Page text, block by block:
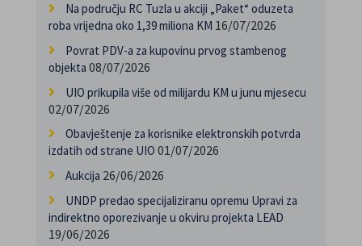
Na području RC Tuzla u akciji „Paket“ oduzeta
roba vrijedna oko 1,39 miliona KM 16/07/2026
Povrat PDV-a za kupovinu prvog stambenog
objekta 08/07/2026
UIO prikupila više od milijardu KM u junu mjesecu
02/07/2026
Obavještenje za korisnike elektronskih potvrda
izdatih od strane UIO 01/07/2026
Aukcija 26/06/2026
UNDP predao specijaliziranu opremu Upravi za
indirektno oporezivanje u okviru projekta LEAD
19/06/2026